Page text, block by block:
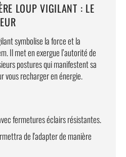
LOUP VIGILANT : LE
symbolise la force et la
Il met en exergue l’autorité de
postures qui manifestent sa
vous recharger en énergie.
fermetures éclairs résistantes.
de l'adapter de manière